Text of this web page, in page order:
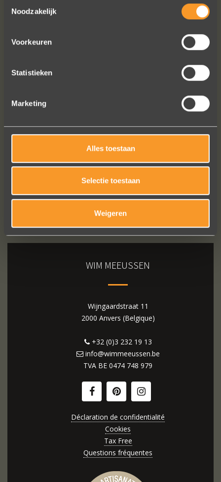
Noodzakelijk
Voorkeuren
Statistieken
Marketing
Alles toestaan
Selectie toestaan
Weigeren
Bekijk al onze reviews
WIM MEEUSSEN
Wijngaardstraat 11
2000 Anvers (Belgique)
+32 (0)3 232 19 13
info@wimmeeussen.be
TVA BE 0474 748 979
Déclaration de confidentialité
Cookies
Tax Free
Questions fréquentes